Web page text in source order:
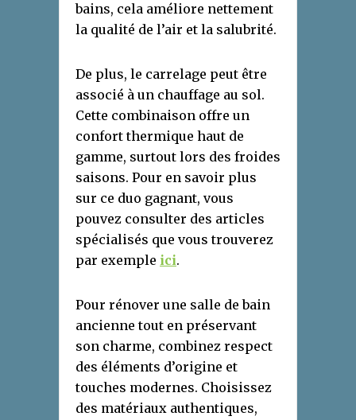
bains, cela améliore nettement
la qualité de l’air et la salubrité.
De plus, le carrelage peut être
associé à un chauffage au sol.
Cette combinaison offre un
confort thermique haut de
gamme, surtout lors des froides
saisons. Pour en savoir plus
sur ce duo gagnant, vous
pouvez consulter des articles
spécialisés que vous trouverez
par exemple ici.
Pour rénover une salle de bain
ancienne tout en préservant
son charme, combinez respect
des éléments d’origine et
touches modernes. Choisissez
des matériaux authentiques,